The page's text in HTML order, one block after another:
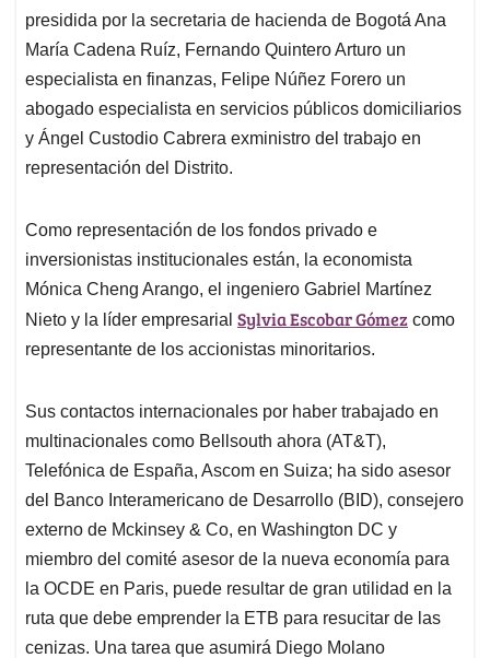
presidida por la secretaria de hacienda de Bogotá Ana
María Cadena Ruíz, Fernando Quintero Arturo un
especialista en finanzas, Felipe Núñez Forero un
abogado especialista en servicios públicos domiciliarios
y Ángel Custodio Cabrera exministro del trabajo en
representación del Distrito.
Como representación de los fondos privado e
inversionistas institucionales están, la economista
Mónica Cheng Arango, el ingeniero Gabriel Martínez
Nieto y la líder empresarial Sylvia Escobar Gómez como
representante de los accionistas minoritarios.
Sus contactos internacionales por haber trabajado en
multinacionales como Bellsouth ahora (AT&T),
Telefónica de España, Ascom en Suiza; ha sido asesor
del Banco Interamericano de Desarrollo (BID), consejero
externo de Mckinsey & Co, en Washington DC y
miembro del comité asesor de la nueva economía para
la OCDE en Paris, puede resultar de gran utilidad en la
ruta que debe emprender la ETB para resucitar de las
cenizas. Una tarea que asumirá Diego Molano